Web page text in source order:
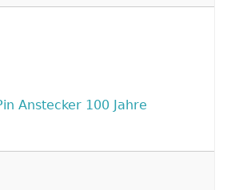
Anstecker 100 Jahre